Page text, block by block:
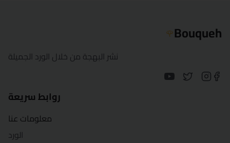
Bouqueh
🌹
نشر البهجة من خلال الورد الجميلة
روابط سريعة
معلومات عنا
الورد